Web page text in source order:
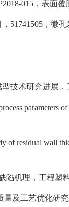
015 ，表面
51741505 ，微
技术研究进展，
parameters
residual wall
陷机理，工程塑
及工艺优化研究